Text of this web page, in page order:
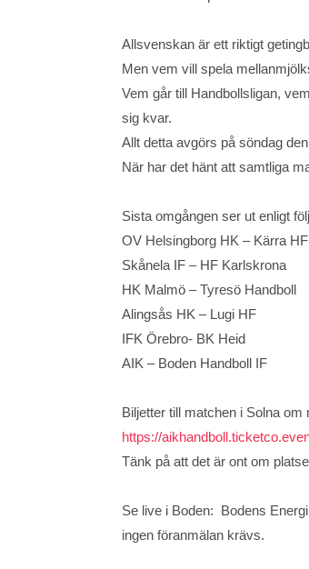
Allsvenskan är ett riktigt
Men vem vill spela
Vem går till Handbollsligan,
sig kvar.
Allt detta avgörs på söndag
När har det hänt att samtliga
Sista omgången ser ut enligt
OV Helsingborg HK – Kärra HF
Skånela IF – HF Karlskrona
HK Malmö – Tyresö Handboll
Alingsås HK – Lugi HF
IFK Örebro- BK Heid
AIK – Boden Handboll IF
Biljetter till matchen i Solna om
https://
Tänk på att det är ont om
Se live i Boden: Bodens
ingen föranmälan krävs.